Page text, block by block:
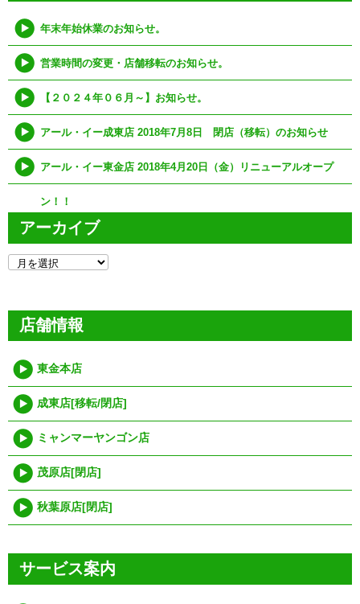
年末年始休業のお知らせ。
営業時間の変更・店舗移転のお知らせ。
【２０２４年０６月～】お知らせ。
アール・イー成東店 2018年7月8日 閉店（移転）のお知らせ
アール・イー東金店 2018年4月20日（金）リニューアルオープ
ン！！
アーカイブ
ー
店舗情報
東金本店
成東店[移転/閉店]
ミャンマーヤンゴン店
茂原店[閉店]
秋葉原店[閉店]
サービス案内